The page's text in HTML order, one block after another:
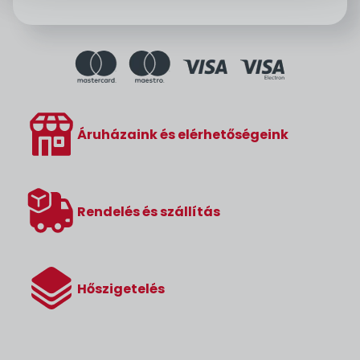
Áruházaink és elérhetőségeink
Rendelés és szállítás
Hőszigetelés